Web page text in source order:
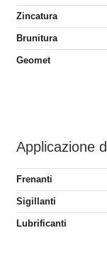
Zincatura
Brunitura
Geomet
Applicazione
Frenanti
Sigillanti
Lubrificanti